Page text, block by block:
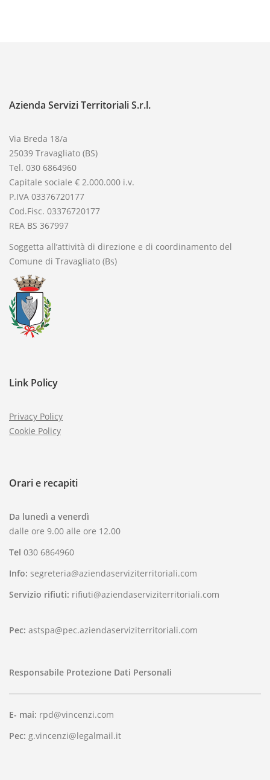
Azienda Servizi Territoriali S.r.l.
Via Breda 18/a
25039 Travagliato (BS)
Tel. 030 6864960
Capitale sociale € 2.000.000 i.v.
P.IVA 03376720177
Cod.Fisc. 03376720177
REA BS 367997
Soggetta all’attività di direzione e di coordinamento del
Comune di Travagliato (Bs)
Link Policy
Privacy Policy
Cookie Policy
Orari e recapiti
Da lunedì a venerdì
dalle ore 9.00 alle ore 12.00
Tel 030 6864960
Info: segreteria@aziendaserviziterritoriali.com
Servizio rifiuti: rifiuti@aziendaserviziterritoriali.com
Pec: astspa@pec.aziendaserviziterritoriali.com
Responsabile Protezione Dati Personali
E- mai: rpd@vincenzi.com
Pec: g.vincenzi@legalmail.it